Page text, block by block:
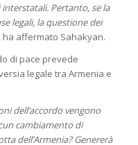
interstatali. Pertanto, se la
legali, la questione dei
ha affermato Sahakyan.
di pace prevede
legale tra Armenia e
dell’accordo vengono
cambiamento di
dell’Armenia? Genererà